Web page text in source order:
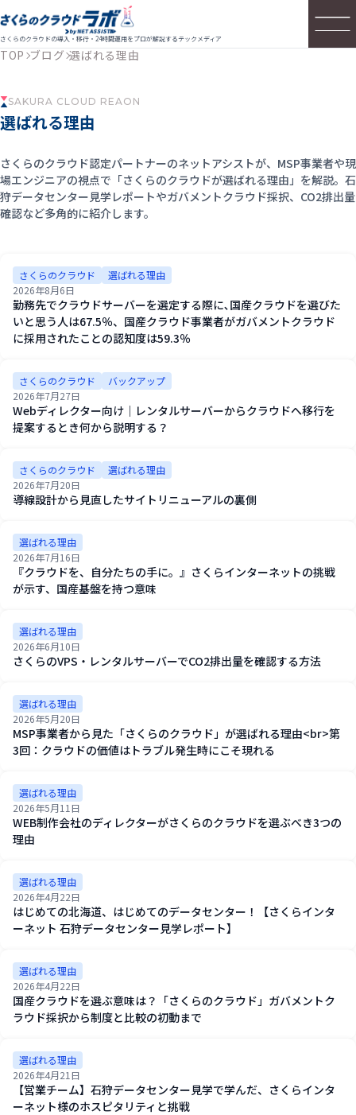
さくらのクラウドの導入・移行・24時間運用をプロが解説するテックメディア
TOP ブログ 選ばれる理由
SAKURA CLOUD REAON
選ばれる理由
さくらのクラウド認定パートナーのネットアシストが、MSP事業者や現
場エンジニアの視点で「さくらのクラウドが選ばれる理由」を解説。石
狩データセンター見学レポートやガバメントクラウド採択、CO2排出量
確認など多角的に紹介します。
さくらのクラウド
選ばれる理由
2026年8月6日
勤務先でクラウドサーバーを選定する際に､国産クラウドを選びた
いと思う人は67.5％、国産クラウド事業者がガバメントクラウド
に採用されたことの認知度は59.3％
さくらのクラウド
バックアップ
2026年7月27日
Webディレクター向け｜レンタルサーバーからクラウドへ移行を
提案するとき何から説明する？
さくらのクラウド
選ばれる理由
2026年7月20日
導線設計から見直したサイトリニューアルの裏側
選ばれる理由
2026年7月16日
『クラウドを、自分たちの手に。』さくらインターネットの挑戦
が示す、国産基盤を持つ意味
選ばれる理由
2026年6月10日
さくらのVPS・レンタルサーバーでCO2排出量を確認する方法
選ばれる理由
2026年5月20日
MSP事業者から見た「さくらのクラウド」が選ばれる理由<br>第
3回：クラウドの価値はトラブル発生時にこそ現れる
選ばれる理由
2026年5月11日
WEB制作会社のディレクターがさくらのクラウドを選ぶべき3つの
理由
選ばれる理由
2026年4月22日
はじめての北海道、はじめてのデータセンター！【さくらインタ
ーネット 石狩データセンター見学レポート】
選ばれる理由
2026年4月22日
国産クラウドを選ぶ意味は？「さくらのクラウド」ガバメントク
ラウド採択から制度と比較の初動まで
選ばれる理由
2026年4月21日
【営業チーム】石狩データセンター見学で学んだ、さくらインタ
ーネット様のホスピタリティと挑戦